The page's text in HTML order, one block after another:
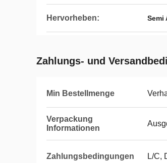
Hervorheben: Semi
Zahlungs- und
Min Bestellmenge
Verpackung
Informationen
Zahlungsbedingungen L/C,